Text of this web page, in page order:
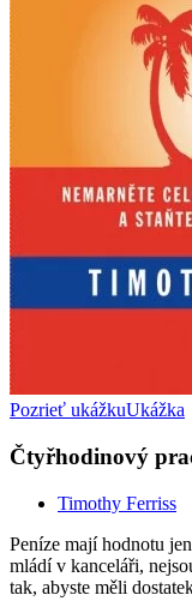
Pozrieť ukážkuUkážka
Čtyřhodinový
Timothy Ferriss
Peníze mají hodnotu
mládí v kanceláři,
tak, abyste měli